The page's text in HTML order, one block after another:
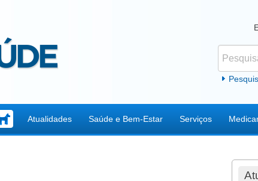
Atualidades Saúde e Bem-Estar Serviços